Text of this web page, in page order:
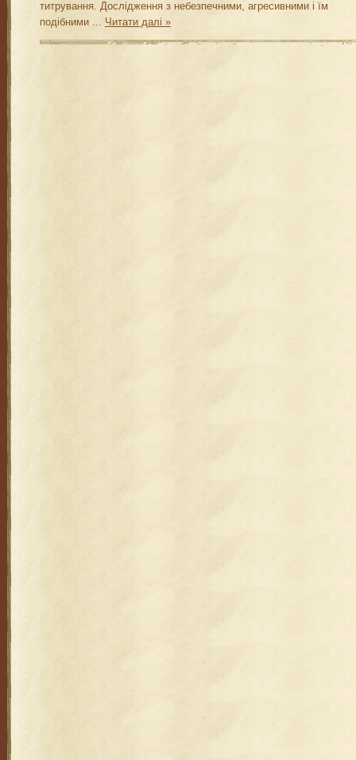
титрування. Дослідження з небезпечними, агресивними і їм
подібними ... Читати далі »